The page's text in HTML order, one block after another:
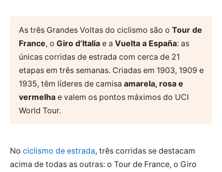
As três Grandes Voltas do ciclismo são o Tour de
France, o Giro d’Italiae a Vuelta a España: as
únicas corridas de estrada com cerca de 21
etapas em três semanas. Criadas em 1903, 1909 e
1935, têm líderes de camisa amarela, rosa e
vermelhae valem os pontos máximos do UCI
World Tour.
No ciclismo de estrada, três corridas se destacam
acima de todas as outras: o Tour de France, o Giro